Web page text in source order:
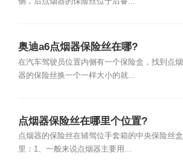
奥迪a6点烟器保险丝在哪?
在汽车驾驶员位置内侧有一个保险盒，找到点烟
器的保险丝换一个一样大小的就...
点烟器保险丝在哪里个位置?
点烟器的保险丝在辅驾位手套箱的中央保险丝盒
里：1、一般来说点烟器主要用...